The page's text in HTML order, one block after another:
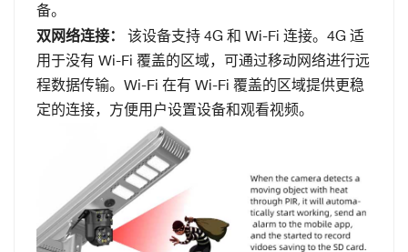
备。
双网络连接：
该设备支持 4G 和 Wi-Fi 连接。4G 适
用于没有 Wi-Fi 覆盖的区域，可通过移动网络进行远
程数据传输。Wi-Fi 在有 Wi-Fi 覆盖的区域提供更稳
定的连接，方便用户设置设备和观看视频。